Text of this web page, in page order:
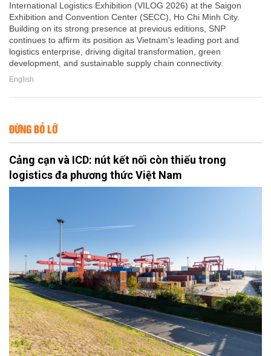
International Logistics Exhibition (VILOG 2026) at the Saigon
Exhibition and Convention Center (SECC), Ho Chi Minh City.
Building on its strong presence at previous editions, SNP
continues to affirm its position as Vietnam's leading port and
logistics enterprise, driving digital transformation, green
development, and sustainable supply chain connectivity.
English
ĐỪNG BỎ LỠ
Cảng cạn và ICD: nút kết nối còn thiếu trong
logistics đa phương thức Việt Nam